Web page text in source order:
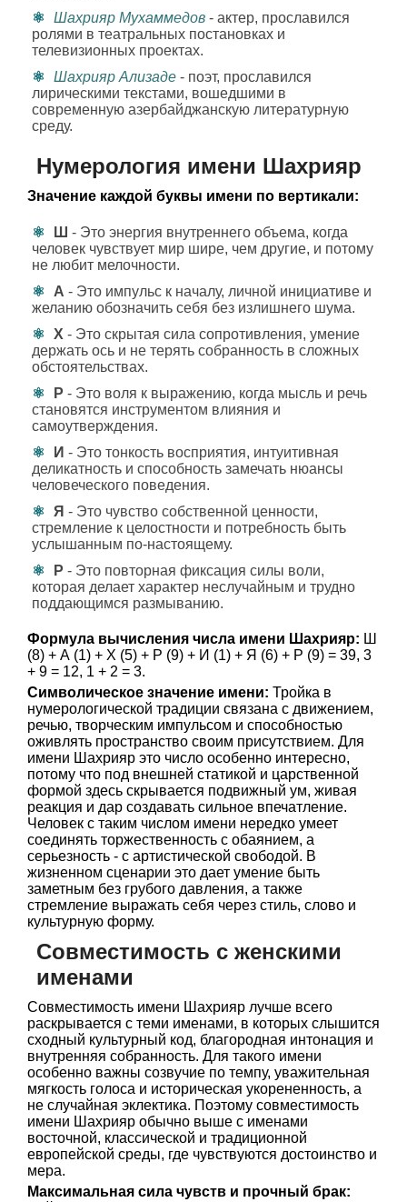
Шахрияр Мухаммедов - актер, прославился
ролями в театральных постановках и
телевизионных проектах.
Шахрияр Ализаде - поэт, прославился
лирическими текстами, вошедшими в
современную азербайджанскую литературную
среду.
Нумерология имени Шахрияр
Значение каждой буквы имени по вертикали:
Ш - Это энергия внутреннего объема, когда
человек чувствует мир шире, чем другие, и потому
не любит мелочности.
А - Это импульс к началу, личной инициативе и
желанию обозначить себя без излишнего шума.
Х - Это скрытая сила сопротивления, умение
держать ось и не терять собранность в сложных
обстоятельствах.
Р - Это воля к выражению, когда мысль и речь
становятся инструментом влияния и
самоутверждения.
И - Это тонкость восприятия, интуитивная
деликатность и способность замечать нюансы
человеческого поведения.
Я - Это чувство собственной ценности,
стремление к целостности и потребность быть
услышанным по-настоящему.
Р - Это повторная фиксация силы воли,
которая делает характер неслучайным и трудно
поддающимся размыванию.
Формула вычисления числа имени Шахрияр: Ш
(8) + А (1) + Х (5) + Р (9) + И (1) + Я (6) + Р (9) = 39, 3
+ 9 = 12, 1 + 2 = 3.
Символическое значение имени: Тройка в
нумерологической традиции связана с движением,
речью, творческим импульсом и способностью
оживлять пространство своим присутствием. Для
имени Шахрияр это число особенно интересно,
потому что под внешней статикой и царственной
формой здесь скрывается подвижный ум, живая
реакция и дар создавать сильное впечатление.
Человек с таким числом имени нередко умеет
соединять торжественность с обаянием, а
серьезность - с артистической свободой. В
жизненном сценарии это дает умение быть
заметным без грубого давления, а также
стремление выражать себя через стиль, слово и
культурную форму.
Совместимость с женскими
именами
Совместимость имени Шахрияр лучше всего
раскрывается с теми именами, в которых слышится
сходный культурный код, благородная интонация и
внутренняя собранность. Для такого имени
особенно важны созвучие по темпу, уважительная
мягкость голоса и историческая укорененность, а
не случайная эклектика. Поэтому совместимость
имени Шахрияр обычно выше с именами
восточной, классической и традиционной
европейской среды, где чувствуются достоинство и
мера.
Максимальная сила чувств и прочный брак: